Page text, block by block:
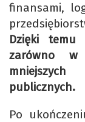
finansami,
Dzięki temu
zarówno
publicznych.
Po